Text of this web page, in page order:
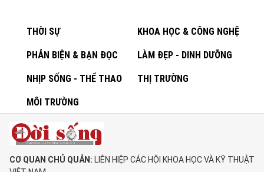
THỜI SỰ KHOA HỌC & CÔNG NGHỆ
PHẢN BIỆN & BẠN ĐỌC LÀM ĐẸP - DINH DƯỠNG
NHỊP SỐNG - THỂ THAO THỊ TRƯỜNG
MÔI TRƯỜNG
CƠ QUAN CHỦ QUẢN: LIÊN HIỆP CÁC HỘI KHOA HỌC VÀ KỸ THUẬT